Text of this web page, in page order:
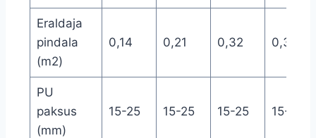
Eraldaja
pindala
(m2)
0,14 0,21 0,32 0,39
PU
paksus
(mm)
15-25 15-25 15-25 15-25